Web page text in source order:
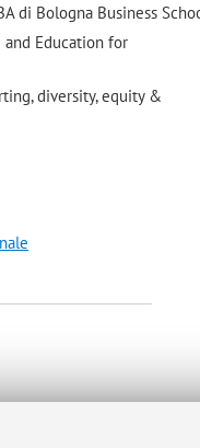
di Bologna Business
and Education for
diversity, equity &